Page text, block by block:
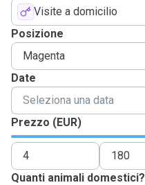
Visite a domicilio
Posizione
Date
Prezzo (EUR)
Quanti animali domestici?